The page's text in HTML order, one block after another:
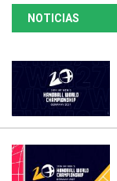
NOTICIAS